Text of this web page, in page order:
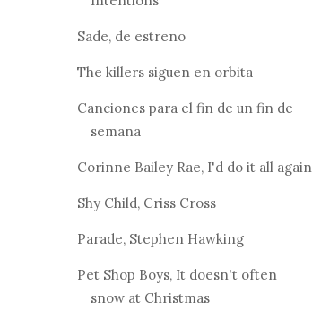
Sade, de estreno
The killers siguen en orbita
Canciones para el fin de un fin de
semana
Corinne Bailey Rae, I'd do it all again
Shy Child, Criss Cross
Parade, Stephen Hawking
Pet Shop Boys, It doesn't often
snow at Christmas